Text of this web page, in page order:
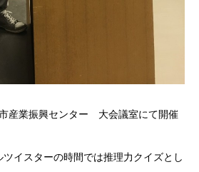
産業振興センター 大会議室にて開催
イスターの時間では推理力クイズとし